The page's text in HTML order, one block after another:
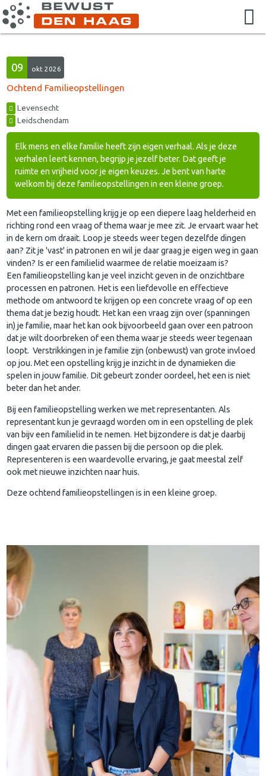
09 okt 2026
Ochtend Familieopstellingen
Levensecht
Leidschendam
Elk mens en elke familie heeft zijn eigen verhaal. Als je deze
verhalen leert kennen, begrijp je jezelf beter. Dat geeft je
ruimte en vrijheid voor je eigen keuzes. Je bent van harte
welkom bij deze familieopstellingen in een kleine groep.
Met een familieopstelling krijg je op een diepere laag helderheid en
richting rond een vraag of thema waar je mee zit. Je ervaart waar het
in de kern om draait. Loop je steeds weer tegen dezelfde dingen
aan? Zit je 'vast' in patronen en wil je daar graag je eigen weg in gaan
vinden? Is er een familielid waarmee de relatie moeizaam is?
Een familieopstelling kan je veel inzicht geven in de onzichtbare
processen en patronen. Het is een liefdevolle en effectieve
methode om antwoord te krijgen op een concrete vraag of op een
thema dat je bezig houdt. Het kan een vraag zijn over (spanningen
in) je familie, maar het kan ook bijvoorbeeld gaan over een patroon
dat je wilt doorbreken of een thema waar je steeds weer tegenaan
loopt. Verstrikkingen in je familie zijn (onbewust) van grote invloed
op jou. Met een opstelling krijg je inzicht in de dynamieken die
spelen in jouw familie. Dit gebeurt zonder oordeel, het een is niet
beter dan het ander.
Bij een familieopstelling werken we met representanten. Als
representant kun je gevraagd worden om in een opstelling de plek
van bijv een familielid in te nemen. Het bijzondere is dat je daarbij
dingen gaat ervaren die passen bij die persoon op die plek.
Representeren is een waardevolle ervaring, je gaat meestal zelf
ook met nieuwe inzichten naar huis.
Deze ochtend familieopstellingen is in een kleine groep.